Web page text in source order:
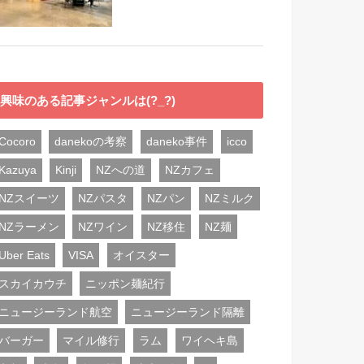
興味のある記事ジャンルは(?_?)
danekoの考察 daneko事件 icco
Kinji NZへの道 NZカフェ
スイーツ NZパスタ NZパン NZミルク
ラーメン NZワイン NZ移住 NZ麺
Eats VISA オイスター
カイカウチ ニッポン麺紀行
ュージーランド航空 ニュージーランド隔離
ーガー マイル修行 ラム ワイヘキ島